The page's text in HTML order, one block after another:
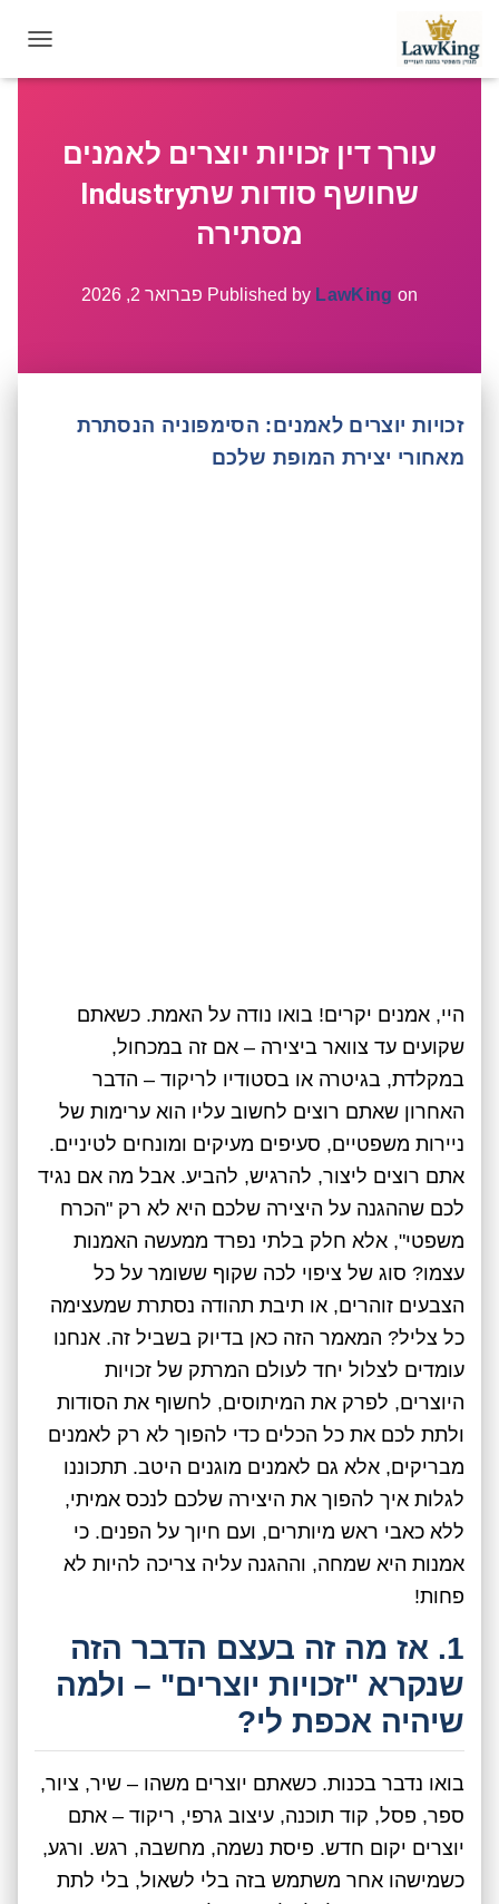
O
עורך דין זכויות יוצרים לאמנים
שחושף סודות שתIndustry
מסתירה
Published by LawKing on פברואר 2, 2026
זכויות יוצרים לאמנים: הסימפוניה הנסתרת
מאחורי יצירת המופת שלכם
היי, אמנים יקרים! בואו נודה על האמת. כשאתם
שקועים עד צוואר ביצירה – אם זה במכחול,
במקלדת, בגיטרה או בסטודיו לריקוד – הדבר
האחרון שאתם רוצים לחשוב עליו הוא ערימות של
ניירות משפטיים, סעיפים מעיקים ומונחים לטיניים.
אתם רוצים ליצור, להרגיש, להביע. אבל מה אם נגיד
לכם שההגנה על היצירה שלכם היא לא רק "הכרח
משפטי", אלא חלק בלתי נפרד ממעשה האמנות
עצמו? סוג של ציפוי לכה שקוף ששומר על כל
הצבעים זוהרים, או תיבת תהודה נסתרת שמעצימה
כל צליל? המאמר הזה כאן בדיוק בשביל זה. אנחנו
עומדים לצלול יחד לעולם המרתק של זכויות
היוצרים, לפרק את המיתוסים, לחשוף את הסודות
ולתת לכם את כל הכלים כדי להפוך לא רק לאמנים
מבריקים, אלא גם לאמנים מוגנים היטב. תתכוננו
לגלות איך להפוך את היצירה שלכם לנכס אמיתי,
ללא כאבי ראש מיותרים, ועם חיוך על הפנים. כי
אמנות היא שמחה, וההגנה עליה צריכה להיות לא
פחות!
1. אז מה זה בעצם הדבר הזה
שנקרא "זכויות יוצרים" – ולמה
שיהיה אכפת לי?
בואו נדבר בכנות. כשאתם יוצרים משהו – שיר, ציור,
ספר, פסל, קוד תוכנה, עיצוב גרפי, ריקוד – אתם
יוצרים יקום חדש. פיסת נשמה, מחשבה, רגש. ורגע,
כשמישהו אחר משתמש בזה בלי לשאול, בלי לתת